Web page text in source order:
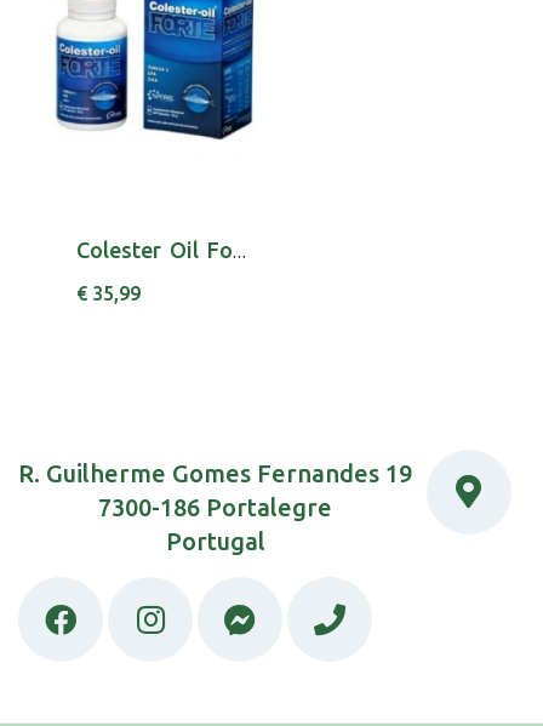
Colester Oil Fort Caps X 60 cáps(s)
€ 35,99
R. Guilherme Gomes Fernandes 19
7300-186 Portalegre
Portugal